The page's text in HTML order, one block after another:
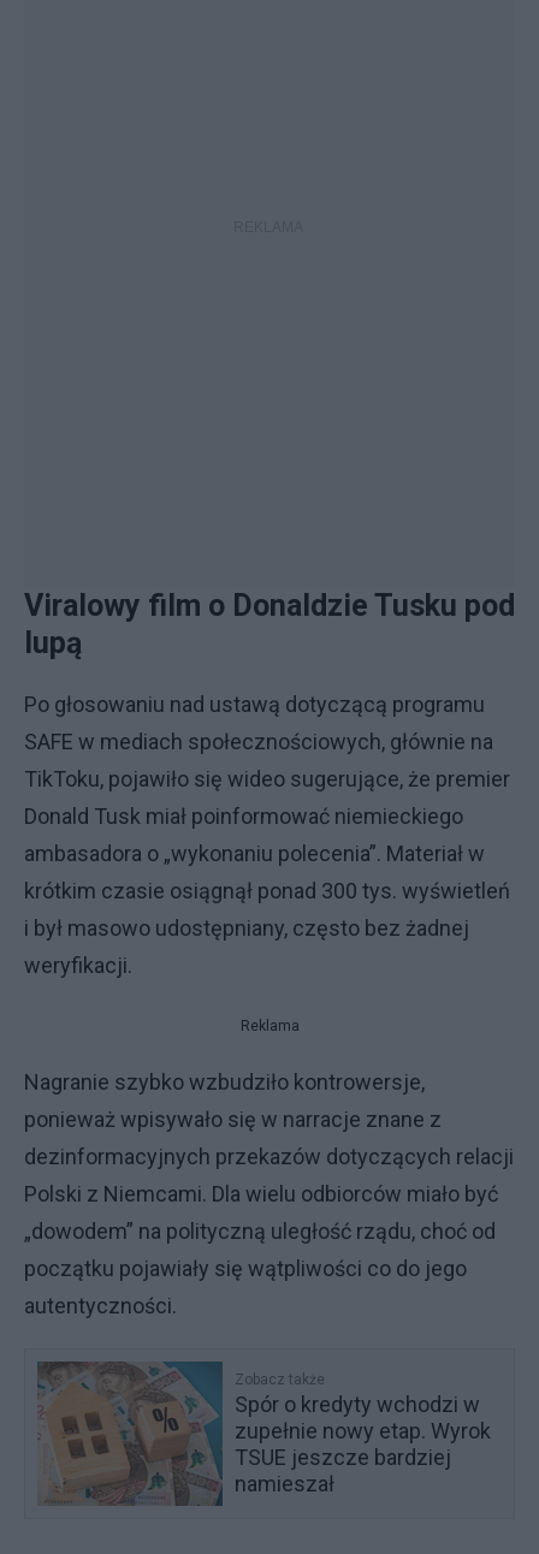
Viralowy film o Donaldzie Tusku pod
lupą
Po głosowaniu nad ustawą dotyczącą programu
SAFE w mediach społecznościowych, głównie na
TikToku, pojawiło się wideo sugerujące, że premier
Donald Tusk miał poinformować niemieckiego
ambasadora o „wykonaniu polecenia”. Materiał w
krótkim czasie osiągnął ponad 300 tys. wyświetleń
i był masowo udostępniany, często bez żadnej
weryfikacji.
Reklama
Nagranie szybko wzbudziło kontrowersje,
ponieważ wpisywało się w narracje znane z
dezinformacyjnych przekazów dotyczących relacji
Polski z Niemcami. Dla wielu odbiorców miało być
„dowodem” na polityczną uległość rządu, choć od
początku pojawiały się wątpliwości co do jego
autentyczności.
Zobacz także
Spór o kredyty wchodzi w
zupełnie nowy etap. Wyrok
TSUE jeszcze bardziej
namieszał